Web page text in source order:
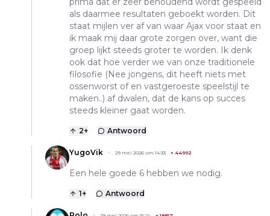
als daarmee resultaten geboekt worden. Dit
staat mijlen ver af van waar Ajax voor staat en
ik maak mij daar grote zorgen over, want die
groep lijkt steeds groter te worden. Ik denk
ook dat hoe verder we van onze traditionele
filosofie (Nee jongens, dit heeft niets met
ossenworst of en vastgeroeste speelstijl te
maken..) af dwalen, dat de kans op succes
steeds kleiner gaat worden.
2+ Antwoord
YugoVik 29 mei 2026 om 14:33 + 44992
Een hele goede 6 hebben we nodig.
1+ Antwoord